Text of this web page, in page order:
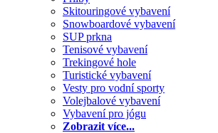
Skitouringové vybavení
Snowboardové vybavení
SUP prkna
Tenisové vybavení
Trekingové hole
Turistické vybavení
Vesty pro vodní sporty
Volejbalové vybavení
Vybavení pro jógu
Zobrazit více...